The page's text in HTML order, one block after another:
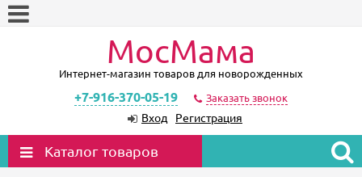
МосМама
Интернет-магазин товаров для новорожденных
+7-916-370-05-19 Заказать звонок
Вход Регистрация
Каталог товаров